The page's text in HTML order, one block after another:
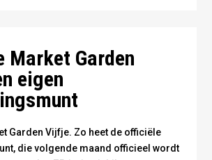
Market Garden
eigen
Garden Vijfje. Zo heet de officiële
die volgende maand officieel wordt